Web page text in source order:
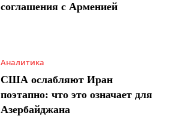
соглашения с Арменией
Аналитика
США ослабляют Иран
поэтапно: что это означает для
Азербайджана